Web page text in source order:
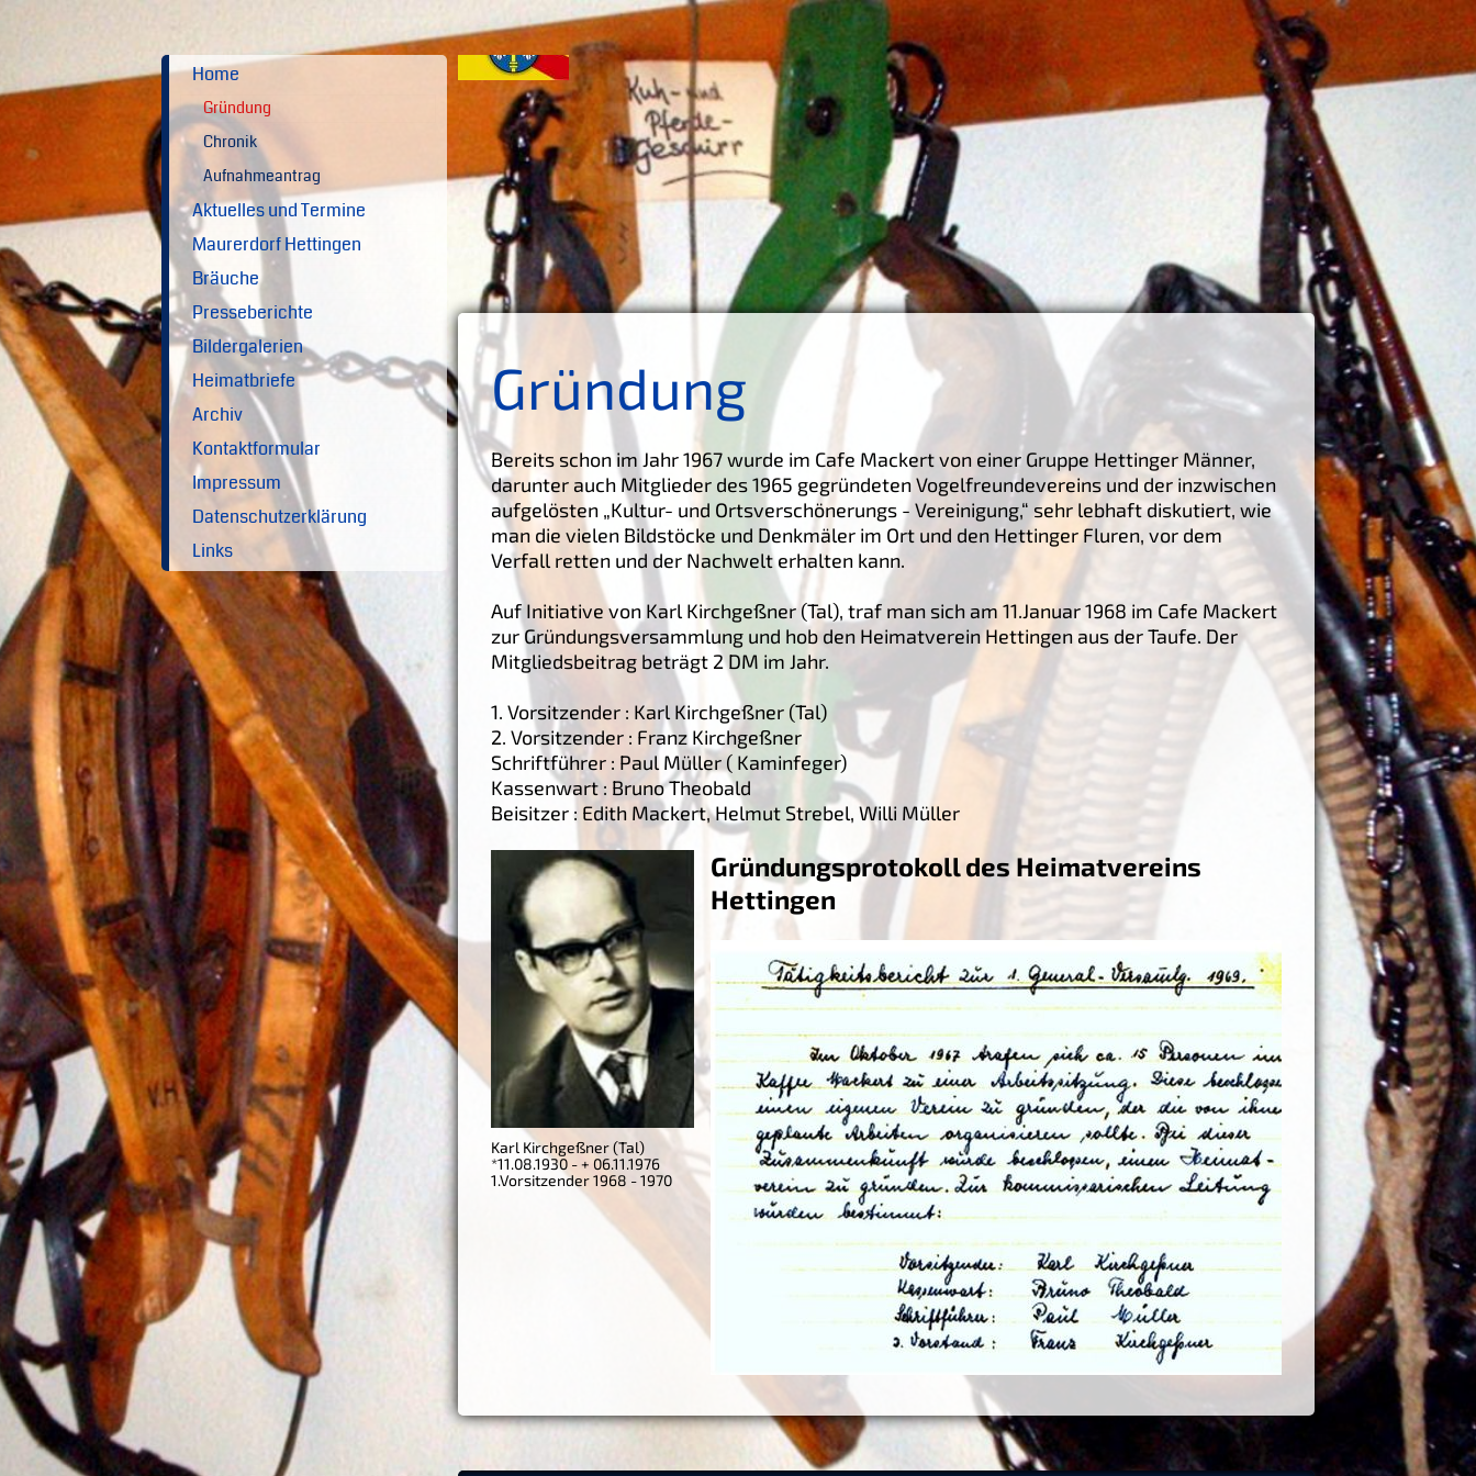
Home
Gründung
Chronik
Aufnahmeantrag
Aktuelles und Termine
Maurerdorf Hettingen
Bräuche
Presseberichte
Bildergalerien
Heimatbriefe
Archiv
Kontaktformular
Impressum
Datenschutzerklärung
Links
Gründung
Bereits schon im Jahr 1967 wurde im Cafe Mackert von einer Gruppe Hettinger Männer,
darunter auch Mitglieder des 1965 gegründeten Vogelfreundevereins und der inzwischen
aufgelösten „Kultur- und Ortsverschönerungs - Vereinigung,“ sehr lebhaft diskutiert, wie
man die vielen Bildstöcke und Denkmäler im Ort und den Hettinger Fluren, vor dem
Verfall retten und der Nachwelt erhalten kann.
Auf Initiative von Karl Kirchgeßner (Tal), traf man sich am 11.Januar 1968 im Cafe Mackert
zur Gründungsversammlung und hob den Heimatverein Hettingen aus der Taufe. Der
Mitgliedsbeitrag beträgt 2 DM im Jahr.
1. Vorsitzender : Karl Kirchgeßner (Tal)
2. Vorsitzender : Franz Kirchgeßner
Schriftführer : Paul Müller ( Kaminfeger)
Kassenwart : Bruno Theobald
Beisitzer : Edith Mackert, Helmut Strebel, Willi Müller
Karl Kirchgeßner (Tal)
*11.08.1930 - + 06.11.1976
1.Vorsitzender 1968 - 1970
Gründungsprotokoll des Heimatvereins
Hettingen